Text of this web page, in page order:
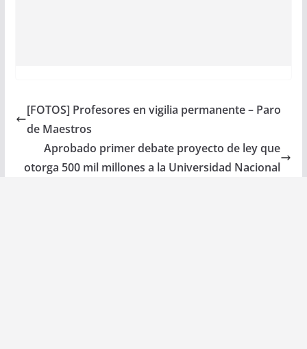
[FOTOS] Profesores en vigilia permanente – Paro
de Maestros
Aprobado primer debate proyecto de ley que
otorga 500 mil millones a la Universidad Nacional